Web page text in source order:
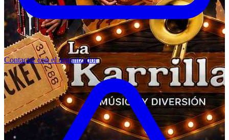
Contactar con el organizador